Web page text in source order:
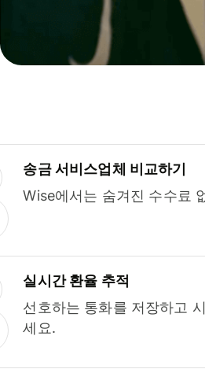
송금 서비스업체 비교하기
Wise에서는 숨겨진 수수료
실시간 환율 추적
선호하는 통화를 저장하고
세요.